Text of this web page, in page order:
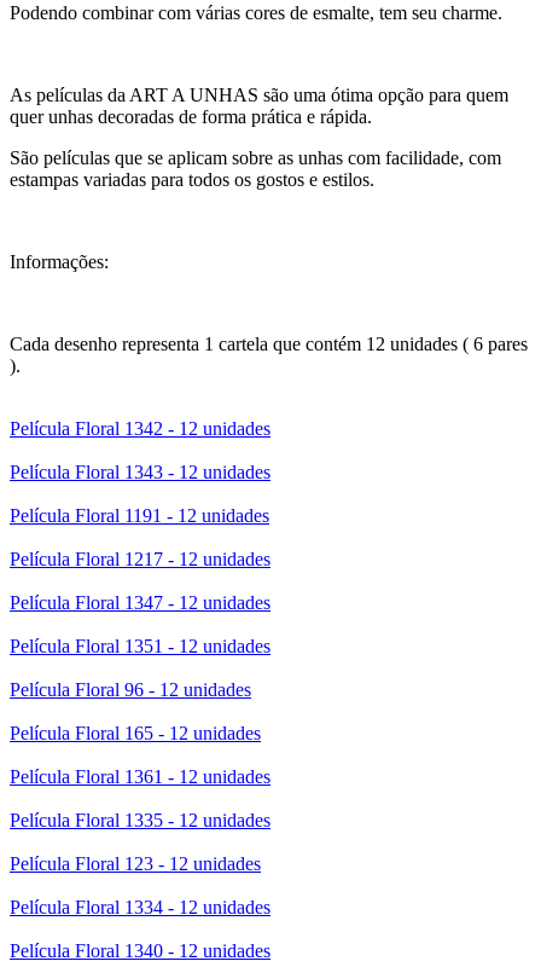
Podendo combinar com várias cores de esmalte, tem seu charme.
As películas da ART A UNHAS são uma ótima opção para quem
quer unhas decoradas de forma prática e rápida.
São películas que se aplicam sobre as unhas com facilidade, com
estampas variadas para todos os gostos e estilos.
Informações:
Cada desenho representa 1 cartela que contém 12 unidades ( 6 pares
).
Película Floral 1342 - 12 unidades
Película Floral 1343 - 12 unidades
Película Floral 1191 - 12 unidades
Película Floral 1217 - 12 unidades
Película Floral 1347 - 12 unidades
Película Floral 1351 - 12 unidades
Película Floral 96 - 12 unidades
Película Floral 165 - 12 unidades
Película Floral 1361 - 12 unidades
Película Floral 1335 - 12 unidades
Película Floral 123 - 12 unidades
Película Floral 1334 - 12 unidades
Película Floral 1340 - 12 unidades